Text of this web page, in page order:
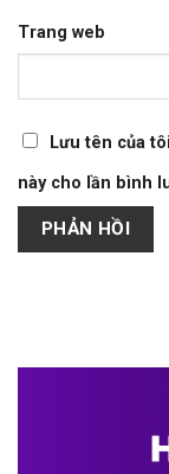
Trang web
Lưu tên của
này cho lần bình